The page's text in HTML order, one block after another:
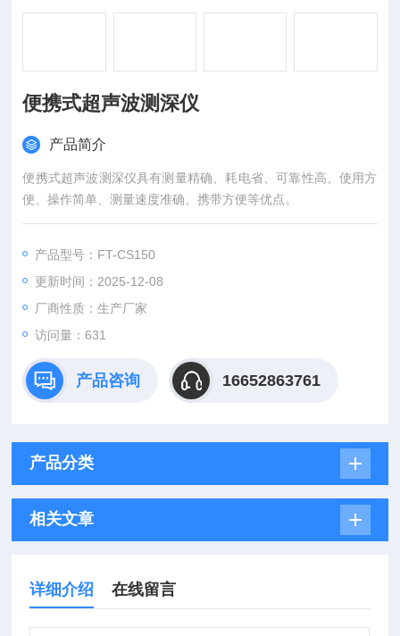
便携式超声波测深仪
产品简介
便携式超声波测深仪具有测量精确、耗电省、可靠性高、使用方
便、操作简单、测量速度准确、携带方便等优点。
产品型号：FT-CS150
更新时间：2025-12-08
厂商性质：生产厂家
访问量：631
产品咨询 16652863761
产品分类
相关文章
详细介绍 在线留言